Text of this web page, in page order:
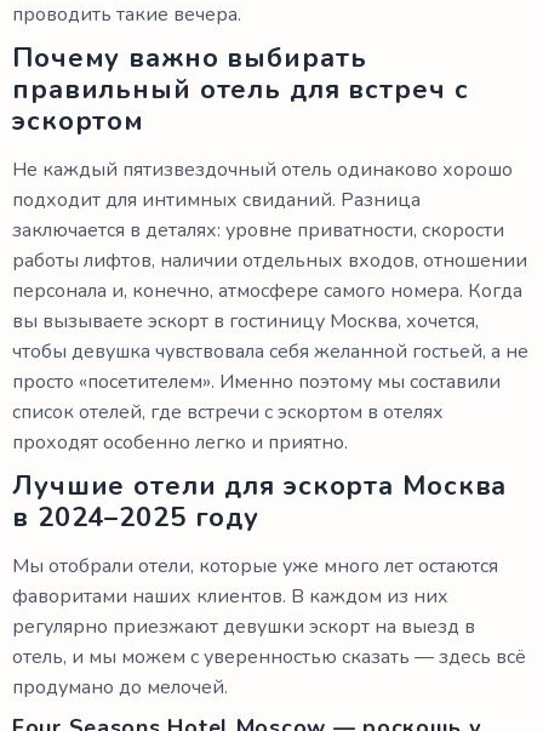
проводить такие вечера.
Почему важно выбирать
правильный отель для встреч с
эскортом
Не каждый пятизвездочный отель одинаково хорошо
подходит для интимных свиданий. Разница
заключается в деталях: уровне приватности, скорости
работы лифтов, наличии отдельных входов, отношении
персонала и, конечно, атмосфере самого номера. Когда
вы вызываете эскорт в гостиницу Москва, хочется,
чтобы девушка чувствовала себя желанной гостьей, а не
просто «посетителем». Именно поэтому мы составили
список отелей, где встречи с эскортом в отелях
проходят особенно легко и приятно.
Лучшие отели для эскорта Москва
в 2024–2025 году
Мы отобрали отели, которые уже много лет остаются
фаворитами наших клиентов. В каждом из них
регулярно приезжают девушки эскорт на выезд в
отель, и мы можем с уверенностью сказать — здесь всё
продумано до мелочей.